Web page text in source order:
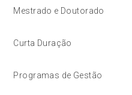
Mestrado e Doutorado
Curta Duração
Programas de Gestão